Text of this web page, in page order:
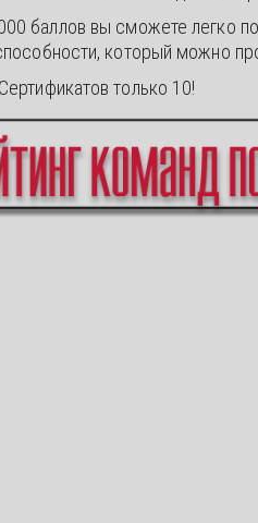
баллов вы сможете легко
который можно
только 10!